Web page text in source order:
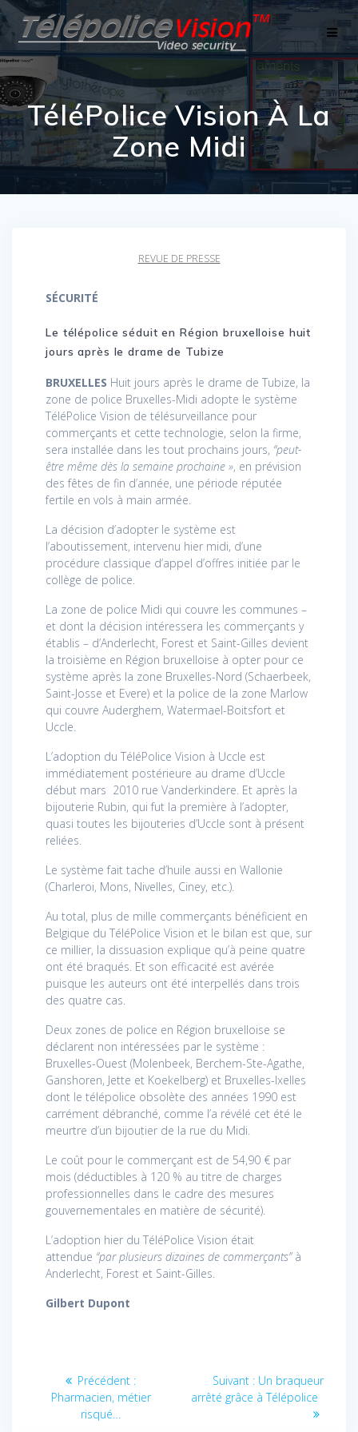
to
content
TéléPolice Vision À La
Zone Midi
REVUE DE PRESSE
SÉCURITÉ
Le télépolice séduit en Région bruxelloise huit
jours après le drame de Tubize
BRUXELLES Huit jours après le drame de Tubize, la
zone de police Bruxelles-Midi adopte le système
TéléPolice Vision de télésurveillance pour
commerçants et cette technologie, selon la firme,
sera installée dans les tout prochains jours, “peut-
être même dès la semaine prochaine », en prévision
des fêtes de fin d’année, une période réputée
fertile en vols à main armée.
La décision d’adopter le système est
l’aboutissement, intervenu hier midi, d’une
procédure classique d’appel d’offres initiée par le
collège de police.
La zone de police Midi qui couvre les communes –
et dont la décision intéressera les commerçants y
établis – d’Anderlecht, Forest et Saint-Gilles devient
la troisième en Région bruxelloise à opter pour ce
système après la zone Bruxelles-Nord (Schaerbeek,
Saint-Josse et Evere) et la police de la zone Marlow
qui couvre Auderghem, Watermael-Boitsfort et
Uccle.
L’adoption du TéléPolice Vision à Uccle est
immédiatement postérieure au drame d’Uccle
début mars 2010 rue Vanderkindere. Et après la
bijouterie Rubin, qui fut la première à l’adopter,
quasi toutes les bijouteries d’Uccle sont à présent
reliées.
Le système fait tache d’huile aussi en Wallonie
(Charleroi, Mons, Nivelles, Ciney, etc.).
Au total, plus de mille commerçants bénéficient en
Belgique du TéléPolice Vision et le bilan est que, sur
ce millier, la dissuasion explique qu’à peine quatre
ont été braqués. Et son efficacité est avérée
puisque les auteurs ont été interpellés dans trois
des quatre cas.
Deux zones de police en Région bruxelloise se
déclarent non intéressées par le système :
Bruxelles-Ouest (Molenbeek, Berchem-Ste-Agathe,
Ganshoren, Jette et Koekelberg) et Bruxelles-Ixelles
dont le télépolice obsolète des années 1990 est
carrément débranché, comme l’a révélé cet été le
meurtre d’un bijoutier de la rue du Midi.
Le coût pour le commerçant est de 54,90 € par
mois (déductibles à 120 % au titre de charges
professionnelles dans le cadre des mesures
gouvernementales en matière de sécurité).
L’adoption hier du TéléPolice Vision était
attendue “par plusieurs dizaines de commerçants”à
Anderlecht, Forest et Saint-Gilles.
Gilbert Dupont
Navigation
Précédent :Article
précédent
Pharmacien, métier
risqué…
Suivant : Article
suivant
Un braqueur
arrêté grâce à Télépolice